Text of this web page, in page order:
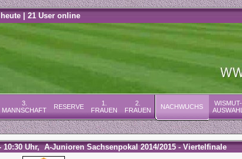
| 21 User online
3.
MANNSCHAFT
RESERVE
1.
FRAUEN
2.
FRAUEN
NACHWUCHS
WISMUT-
AUSWAHL
10:30 Uhr, A-Junioren Sachsenpokal 2014/2015 - Viertelfinale